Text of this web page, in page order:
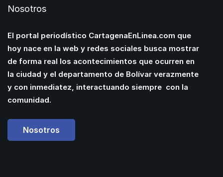
Nosotros
El portal periodístico CartagenaEnLinea.com que
hoy nace en la web y redes sociales busca mostrar
de forma real los acontecimientos que ocurren en
la ciudad y el departamento de Bolívar verazmente
y con inmediatez, interactuando siempre con la
comunidad.
Nosotros